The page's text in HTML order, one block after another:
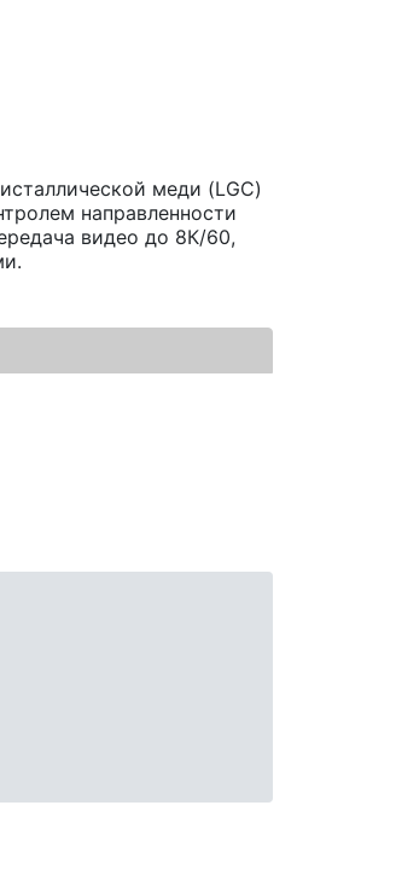
меди (LGC)
направленности
видео до 8К/60,